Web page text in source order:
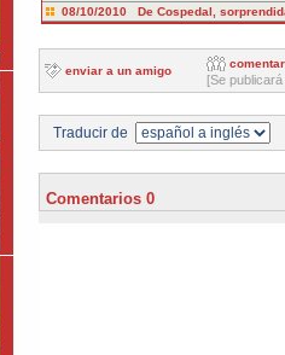
08/10/2010 De Cospedal,
enviar a un amigo
comentar
[Se
Traducir de
Comentarios 0